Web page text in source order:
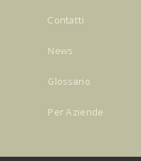
Contatti
News
Glossario
Per Aziende